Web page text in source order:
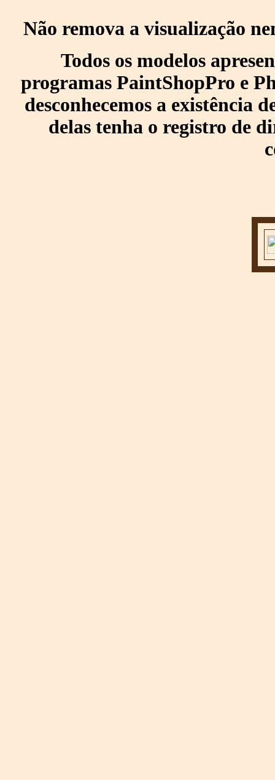
Não remova a visualização
Todos os modelos
programas PaintShopPro e
desconhecemos a existência
delas tenha o registro de